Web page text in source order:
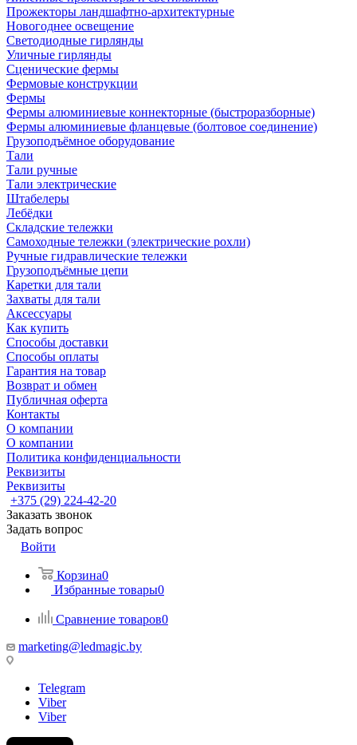
Прожекторы ландшафтно-архитектурные
Новогоднее освещение
Светодиодные гирлянды
Уличные гирлянды
Сценические фермы
Фермовые конструкции
Фермы
Фермы алюминиевые коннекторные (быстроразборные)
Фермы алюминиевые фланцевые (болтовое соединение)
Грузоподъёмное оборудование
Тали
Тали ручные
Тали электрические
Штабелеры
Лебёдки
Складские тележки
Самоходные тележки (электрические рохли)
Ручные гидравлические тележки
Грузоподъёмные цепи
Каретки для тали
Захваты для тали
Аксессуары
Как купить
Способы доставки
Способы оплаты
Гарантия на товар
Возврат и обмен
Публичная оферта
Контакты
О компании
О компании
Политика конфиденциальности
Реквизиты
Реквизиты
+375 (29) 224-42-20
Заказать звонок
Задать вопрос
Войти
Корзина0
Избранные товары0
Сравнение товаров0
marketing@ledmagic.by
Telegram
Viber
Viber